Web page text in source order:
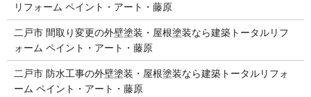
リフォーム ペイント・アート・藤原
二戸市 間取り変更の外壁塗装・屋根塗装なら建築トータルリフ
ォーム ペイント・アート・藤原
二戸市 防水工事の外壁塗装・屋根塗装なら建築トータルリフォ
ーム ペイント・アート・藤原